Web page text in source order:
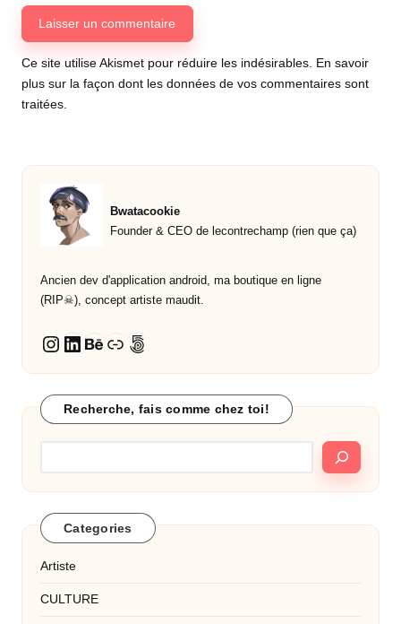
Ce site utilise Akismet pour réduire les indésirables. En savoir
plus sur la façon dont les données de vos commentaires sont
traitées.
Bwatacookie
Founder & CEO de lecontrechamp (rien que ça)
Ancien dev d'application android, ma boutique en ligne
(RIP☠︎︎), concept artiste maudit.
Instagram
LinkedIn
Behance
Lien500px
Recherche, fais comme chez toi!
Categories
Artiste
CULTURE